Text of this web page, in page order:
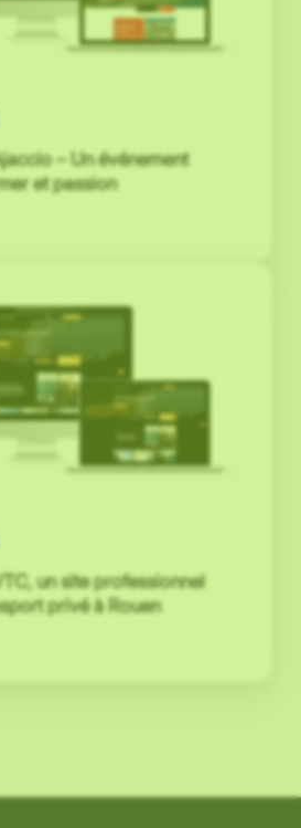
– Un événement
et passion
un site professionnel
privé à Rouen